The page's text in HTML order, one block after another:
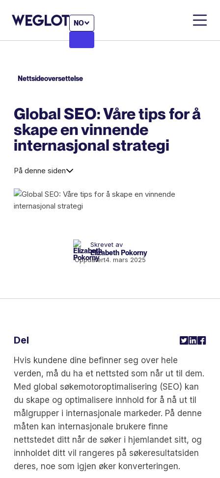
NO
Nettsideoversettelse
Global SEO: Våre tips for å
skape en vinnende
internasjonal strategi
På denne siden
Skrevet av
Elizabeth Pokorny
Oppdatert4. mars 2025
Hvis kundene dine befinner seg over hele
verden, må du ha et nettsted som når ut til dem.
Med global søkemotoroptimalisering (SEO) kan
du skape og optimalisere innhold for å nå ut til
målgrupper i internasjonale markeder. På denne
måten kan internasjonale brukere finne
nettstedet ditt når de søker i hjemlandet sitt, og
innholdet ditt vil rangeres på søkeresultatsiden
deres, noe som igjen øker konverteringen.
Del